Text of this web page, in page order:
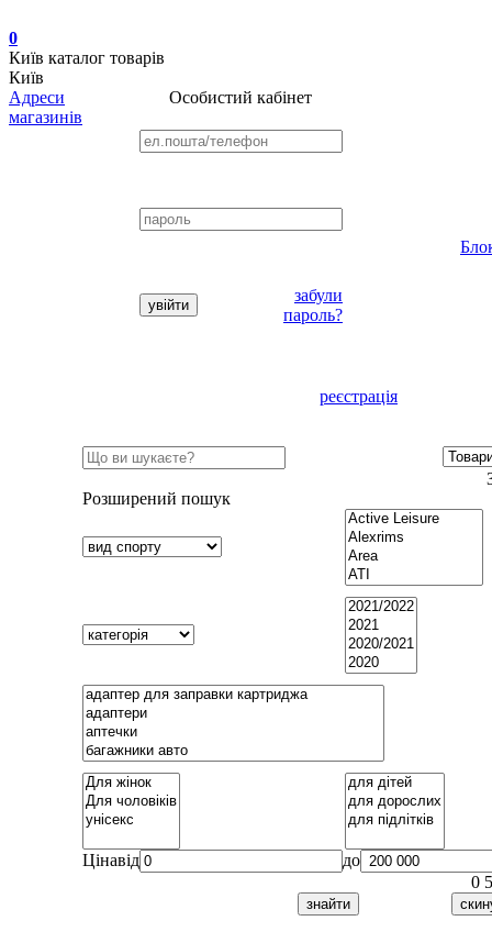
0
Київ каталог товарів
Київ
Адреси
магазинів
Особистий кабінет
забули
пароль?
реєстрація
Розширений пошук
Цінавід
до
0